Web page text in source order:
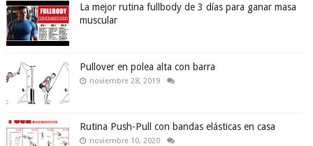
La mejor rutina fullbody de 3 días para ganar masa
muscular
Pullover en polea alta con barra
noviembre 28, 2019
Rutina Push-Pull con bandas elásticas en casa
noviembre 10, 2020